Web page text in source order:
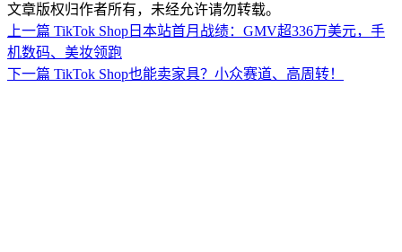
文章版权归作者所有，未经允许请勿转载。
上一篇 TikTok Shop日本站首月战绩：GMV超336万美元，手
机数码、美妆领跑
下一篇 TikTok Shop也能卖家具？小众赛道、高周转！